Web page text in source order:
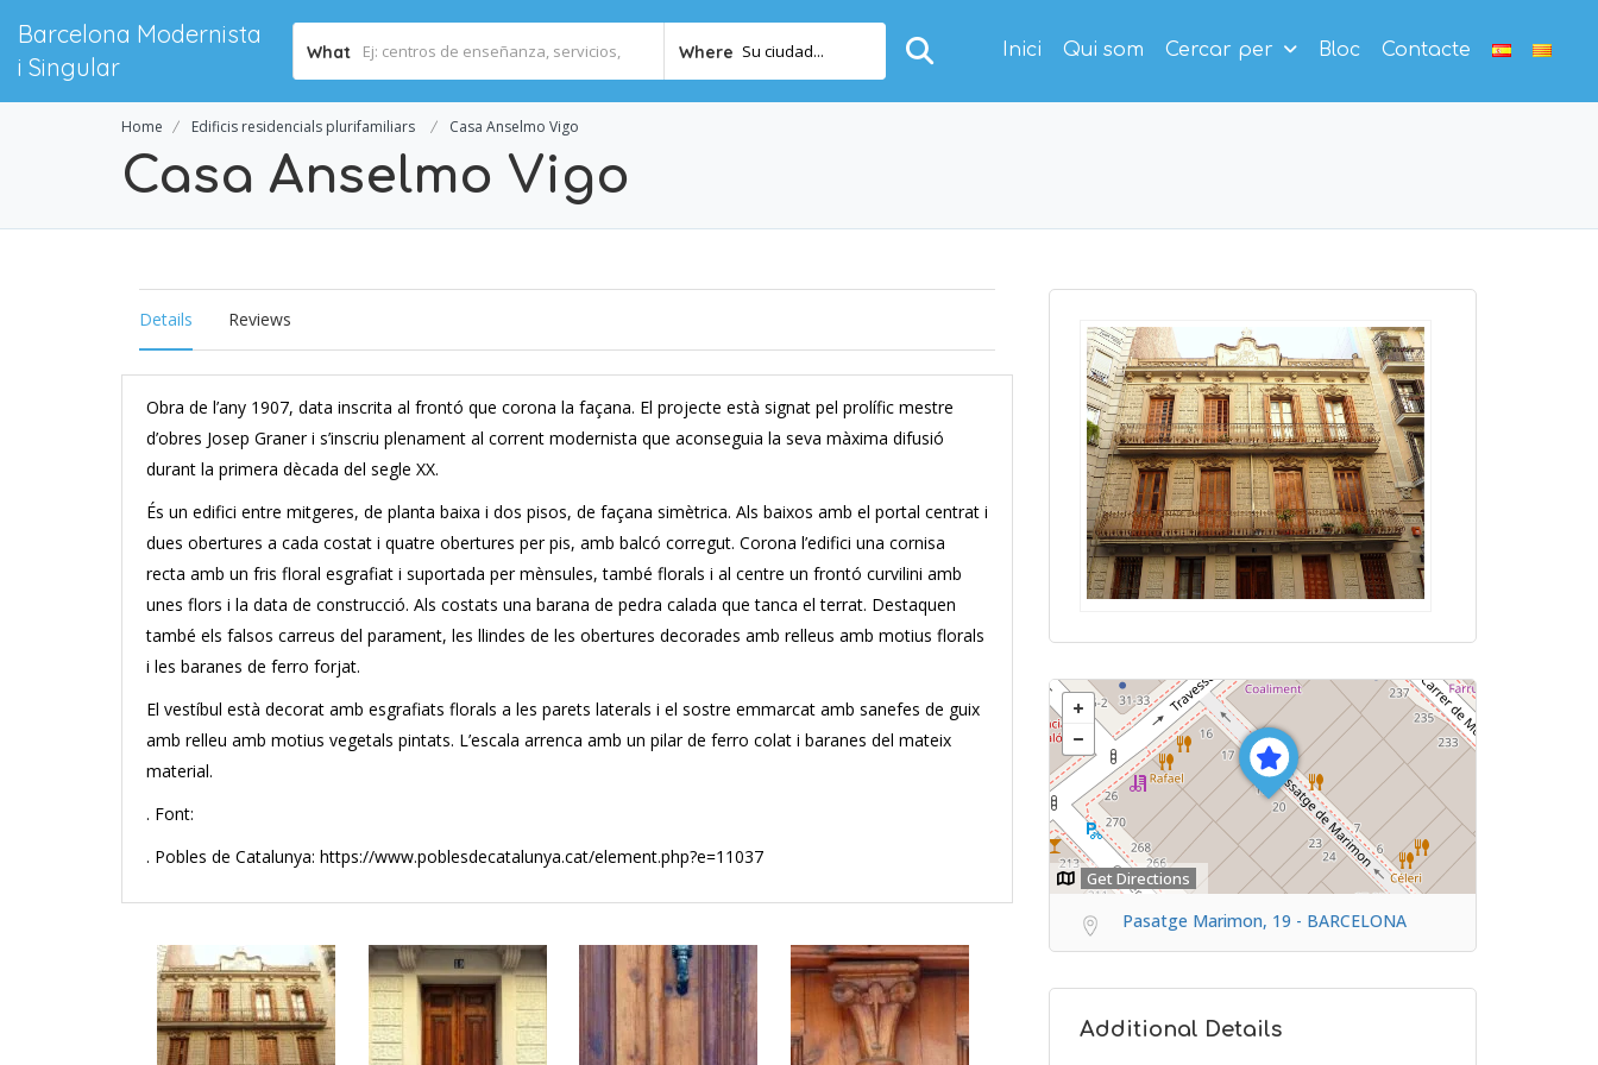
Barcelona Modernista
i Singular
What Where Su ciudad... Inici Qui som Cercar per Bloc Contacte
Home Edificis residencials plurifamiliars Casa Anselmo Vigo
Casa Anselmo Vigo
Details Reviews
Obra de l’any 1907, data inscrita al frontó que corona la façana. El projecte està signat pel prolífic mestre
d’obres Josep Graner i s’inscriu plenament al corrent modernista que aconseguia la seva màxima difusió
durant la primera dècada del segle XX.
És un edifici entre mitgeres, de planta baixa i dos pisos, de façana simètrica. Als baixos amb el portal centrat i
dues obertures a cada costat i quatre obertures per pis, amb balcó corregut. Corona l’edifici una cornisa
recta amb un fris floral esgrafiat i suportada per mènsules, també florals i al centre un frontó curvilini amb
unes flors i la data de construcció. Als costats una barana de pedra calada que tanca el terrat. Destaquen
també els falsos carreus del parament, les llindes de les obertures decorades amb relleus amb motius florals
i les baranes de ferro forjat.
El vestíbul està decorat amb esgrafiats florals a les parets laterals i el sostre emmarcat amb sanefes de guix
amb relleu amb motius vegetals pintats. L’escala arrenca amb un pilar de ferro colat i baranes del mateix
material.
. Font:
. Pobles de Catalunya: https://www.poblesdecatalunya.cat/element.php?e=11037
Get Directions
Pasatge Marimon, 19 - BARCELONA
Additional Details